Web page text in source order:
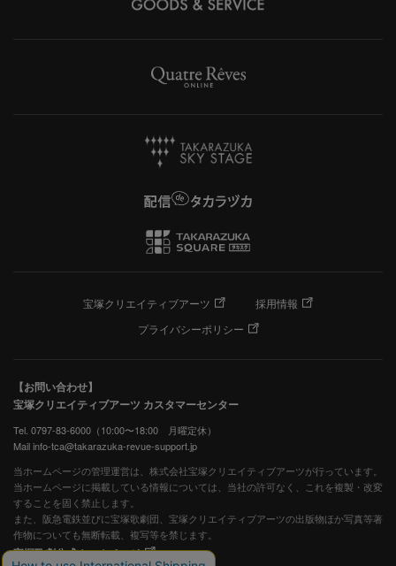
宝塚クリエイティブアーツ
採用情報
プライバシーポリシー
【お問い合わせ】
宝塚クリエイティブアーツ カスタマーセンター
Tel. 0797-83-6000（10:00〜18:00 月曜定休）
Mail info-tca@takarazuka-revue-support.jp
当ホームページの管理運営は、株式会社宝塚クリエイティブアーツが行っています。
当ホームページに掲載している情報については、当社の許可なく、これを複製・改変
することを固く禁止します。
また、阪急電鉄並びに宝塚歌劇団、宝塚クリエイティブアーツの出版物ほか写真等著
作物についても無断転載、複写等を禁じます。
宝塚歌劇公式ホームページ